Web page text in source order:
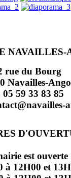
NAVAILLES-
rue du Bourg
Navailles-
05 59 33 83 85
est ouverte
à 12H00 et